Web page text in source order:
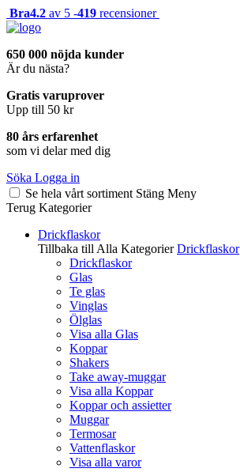
Bra4.2 av 5 -419 recensioner
650 000 nöjda kunder
Är du nästa?
Gratis varuprover
Upp till 50 kr
80 års erfarenhet
som vi delar med dig
Söka Logga in
Se hela vårt sortiment Stäng Meny
Terug Kategorier
Drickflaskor
Tillbaka till Alla Kategorier Drickflaskor
Drickflaskor
Glas
Te glas
Vinglas
Ölglas
Visa alla Glas
Koppar
Shakers
Take away-muggar
Visa alla Koppar
Koppar och assietter
Muggar
Termosar
Vattenflaskor
Visa alla varor